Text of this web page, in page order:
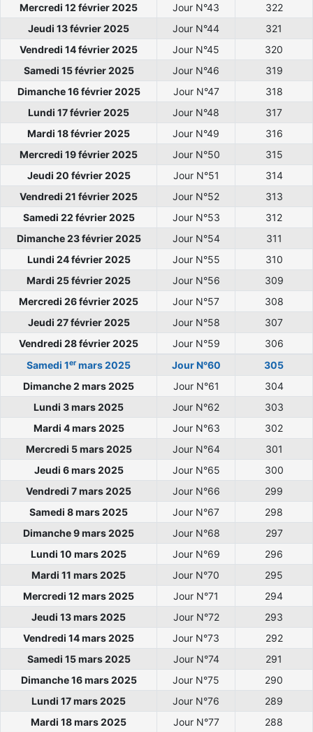
Mercredi 12 février 2025
Jour N°43
322
Jeudi 13 février 2025
Jour N°44
321
Vendredi 14 février 2025
Jour N°45
320
Samedi 15 février 2025
Jour N°46
319
Dimanche 16 février 2025
Jour N°47
318
Lundi 17 février 2025
Jour N°48
317
Mardi 18 février 2025
Jour N°49
316
Mercredi 19 février 2025
Jour N°50
315
Jeudi 20 février 2025
Jour N°51
314
Vendredi 21 février 2025
Jour N°52
313
Samedi 22 février 2025
Jour N°53
312
Dimanche 23 février 2025
Jour N°54
311
Lundi 24 février 2025
Jour N°55
310
Mardi 25 février 2025
Jour N°56
309
Mercredi 26 février 2025
Jour N°57
308
Jeudi 27 février 2025
Jour N°58
307
Vendredi 28 février 2025
Jour N°59
306
Samedi 1er mars 2025 Jour N°60
305
Dimanche 2 mars 2025
Jour N°61
304
Lundi 3 mars 2025
Jour N°62
303
Mardi 4 mars 2025
Jour N°63
302
Mercredi 5 mars 2025
Jour N°64
301
Jeudi 6 mars 2025
Jour N°65
300
Vendredi 7 mars 2025
Jour N°66
299
Samedi 8 mars 2025
Jour N°67
298
Dimanche 9 mars 2025
Jour N°68
297
Lundi 10 mars 2025
Jour N°69
296
Mardi 11 mars 2025
Jour N°70
295
Mercredi 12 mars 2025
Jour N°71
294
Jeudi 13 mars 2025
Jour N°72
293
Vendredi 14 mars 2025
Jour N°73
292
Samedi 15 mars 2025
Jour N°74
291
Dimanche 16 mars 2025
Jour N°75
290
Lundi 17 mars 2025
Jour N°76
289
Mardi 18 mars 2025
Jour N°77
288